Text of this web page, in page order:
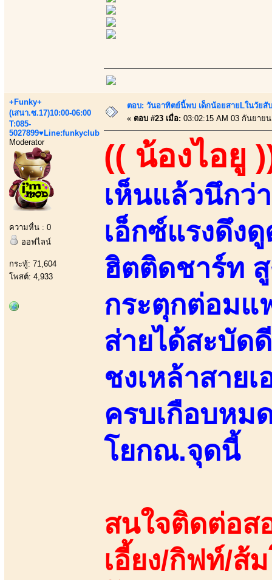
+Funky+
(เสนา.ซ.17)10:00-06:00
T:085-
5027899♥Line:funkyclub
Moderator
ความหื่น : 0
ออฟไลน์
กระทู้: 71,604
โพสต์: 4,933
ตอบ: วันอาทิตย์นี้พบ เด็กน้อยสายLในวัย
« ตอบ #23 เมื่อ: 03:02:15 AM 03 กันยาย
(( น้องไอยู
เห็นแล้วนึกว่
เอ็กซ์แรงดึง
ฮิตติดชาร์ท
กระตุกต่อมแ
ส่ายได้สะบัด
ชงเหล้าสาย
ครบเกือบหม
โยกณ.จุดนี้
สนใจติดต่อส
เอี้ยง/กิฟท์/ส้